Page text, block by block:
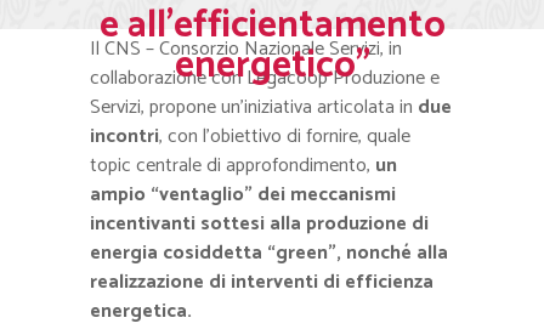
e all’efficientamento
energetico”
Il CNS – Consorzio Nazionale Servizi, in
collaborazione con Legacoop Produzione e
Servizi, propone un’iniziativa articolata in due
incontri, con l’obiettivo di fornire, quale
topic centrale di approfondimento, un
ampio “ventaglio” dei meccanismi
incentivanti sottesi alla produzione di
energia cosiddetta “green”, nonché alla
realizzazione di interventi di efficienza
energetica.